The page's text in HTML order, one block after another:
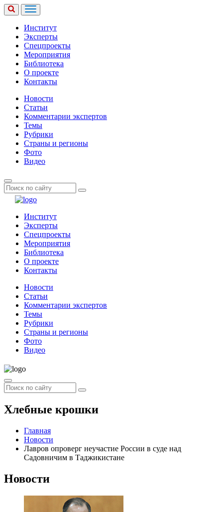
Институт
Эксперты
Спецпроекты
Мероприятия
Библиотека
О проекте
Контакты
Новости
Статьи
Комментарии экспертов
Темы
Рубрики
Страны и регионы
Фото
Видео
Институт
Эксперты
Спецпроекты
Мероприятия
Библиотека
О проекте
Контакты
Новости
Статьи
Комментарии экспертов
Темы
Рубрики
Страны и регионы
Фото
Видео
Хлебные крошки
Главная
Новости
Лавров опроверг неучастие России в суде над
Садовничим в Таджикистане
Новости